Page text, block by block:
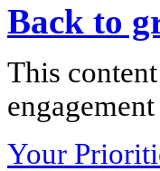
Back to
This
Your